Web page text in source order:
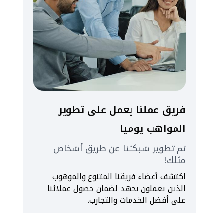
فريق عملنا يعمل على تطوير
المواهب يوميا
تم تطوير شبكتنا عن طريق أشخاص
مثلك!
اكتشف أعضاء فريقنا المتنوع والموهوب
الذين يعملون بجهد لضمان حصول عملائنا
على أفضل الخدمات والتجارب.